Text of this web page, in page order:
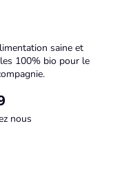
saine et
100% bio pour le
nous